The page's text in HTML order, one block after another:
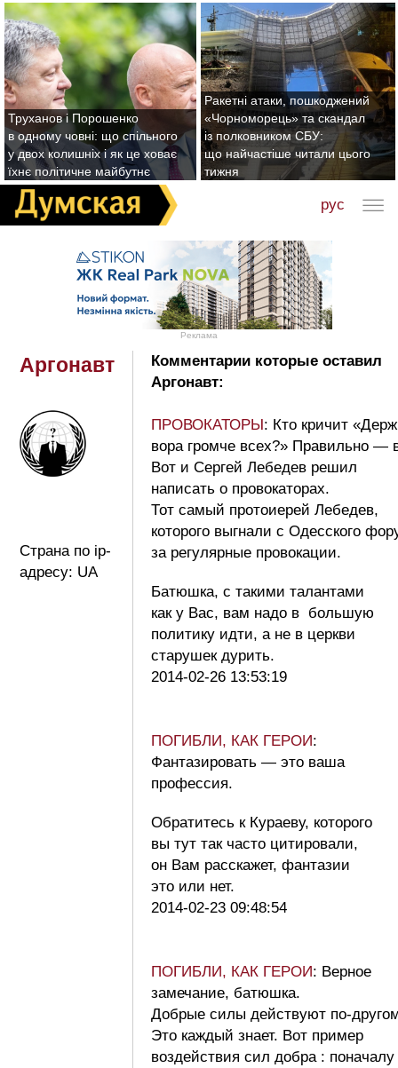
Труханов і Порошенко
в одному човні: що спільного
у двох колишніх і як це ховає
їхнє політичне майбутнє
Ракетні атаки, пошкоджений
«Чорноморець» та скандал
із полковником СБУ:
що найчастіше читали цього
тижня
рус
Реклама
Аргонавт
Страна по ip-
адресу: UA
Комментарии которые оставил
Аргонавт:
ПРОВОКАТОРЫ: Кто кричит
вора громче всех?» Правильно —
Вот и Сергей Лебедев решил
написать о провокаторах.
Тот самый протоиерей Лебедев,
которого выгнали с Одесского
за регулярные провокации.
Батюшка, с такими талантами
как у Вас, вам надо в большую
политику идти, а не в церкви
старушек дурить.
2014-02-26 13:53:19
ПОГИБЛИ, КАК ГЕРОИ:
Фантазировать — это ваша
профессия.
Обратитесь к Кураеву, которого
вы тут так часто цитировали,
он Вам расскажет, фантазии
это или нет.
2014-02-23 09:48:54
ПОГИБЛИ, КАК ГЕРОИ: Верное
замечание, батюшка.
Добрые силы действуют по-
Это каждый знает. Вот пример
воздействия сил добра : поначалу